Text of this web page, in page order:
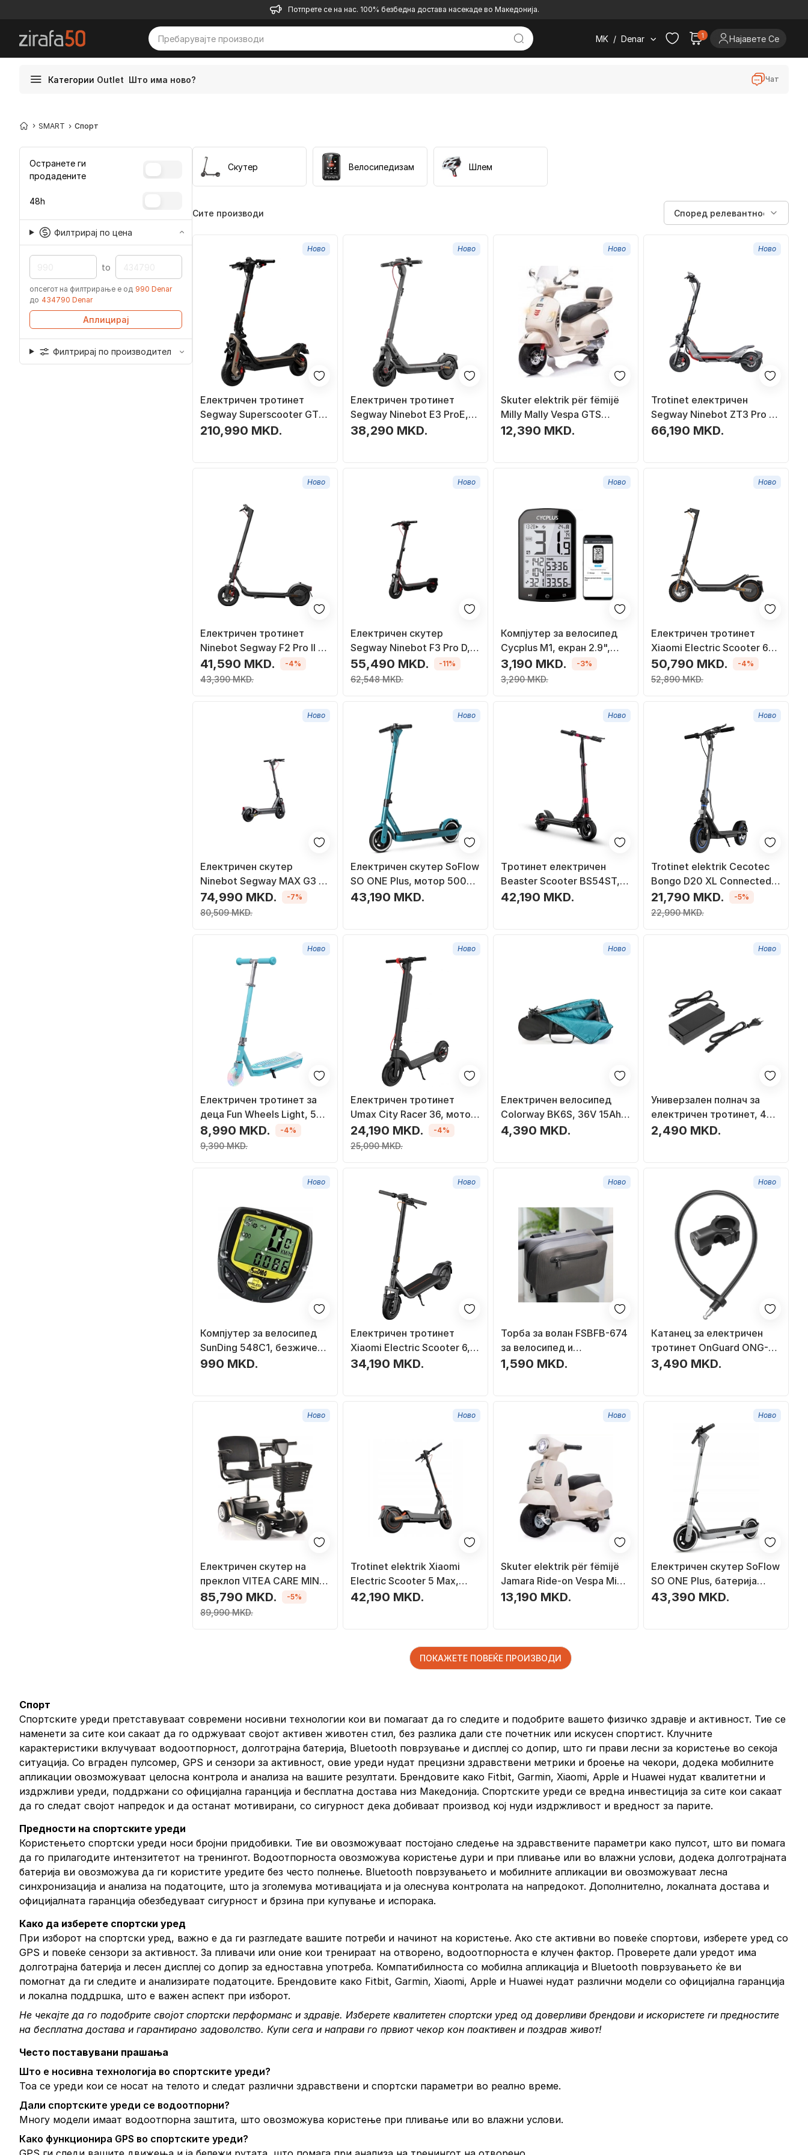
Потпрете се на нас. 100% безбедна достава насекаде во Македонија.
MK / Denar 1 Најавете Се
Категории Outlet Што има ново? Чат
SMART Спорт
Остранете ги
продадените
48h
Филтрирај по цена
to
опсегот на филтрирање е од 990 Denar
до 434790 Denar
Аплицирај
Филтрирај по производител
Скутер Велосипедизам Шлем
Сите производи
Ново
Електричен тротинет
Segway Superscooter GT3
Pro, преклопен, црн со
210,990 MKD.
Ново
Електричен тротинет
Segway Ninebot E3 ProE,
преклопен, темно сив
38,290 MKD.
Ново
Skuter elektrik për fëmijë
Milly Mally Vespa GTS
Super, 2 motorë, 2–3 km/h, i
12,390 MKD.
Ново
Trotinet електричен
Segway Ninebot ZT3 Pro E,
склоплив, 20 км/ч
66,190 MKD.
Ново
Електричен тротинет
Ninebot Segway F2 Pro II E,
10\", 25 km/h, црвено-црн
41,590 MKD.
43,390 MKD.
-4%
Ново
Електричен скутер
Segway Ninebot F3 Pro D,
20 км/ч, 10" тркала, црн
55,490 MKD.
62,548 MKD.
-11%
Ново
Компјутер за велосипед
Cycplus M1, екран 2.9",
Блутут ANT+, црн
3,190 MKD.
3,290 MKD.
-3%
Ново
Електричен тротинет
Xiaomi Electric Scooter 6
Pro, мотор 400W,
автономија 70km, црн
50,790 MKD.
52,890 MKD.
-4%
Ново
Електричен скутер
Ninebot Segway MAX G3 D,
20 км/ч
74,990 MKD.
80,509 MKD.
-7%
Ново
Електричен скутер SoFlow
SO ONE Plus, мотор 500W,
батерија 48V 7.8Ah, зелена
43,190 MKD.
Ново
Tротинет електричен
Beaster Scooter BS54ST,
500W, батерија 48V 13Ah,
42,190 MKD.
Ново
Trotinet elektrik Cecotec
Bongo D20 XL Connected,
630W, со апликација, црн
21,790 MKD.
22,990 MKD.
-5%
Ново
Електричен тротинет за
деца Fun Wheels Light, 50
W, 8 km/ч, сина боја
8,990 MKD.
9,390 MKD.
-4%
Ново
Електричен тротинет
Umax City Racer 36, мотор
350W, до 25 km/h, црн
24,190 MKD.
25,090 MKD.
-4%
Ново
Електричен велосипед
Colorway BK6S, 36V 15Ah,
мотор 250W, црна
4,390 MKD.
Ново
Универзален полнач за
електричен тротинет, 42V,
2A, црн
2,490 MKD.
Ново
Компјутер за велосипед
SunDing 548C1, безжичен,
14 функции, црн
990 MKD.
Ново
Електричен тротинет
Xiaomi Electric Scooter 6,
склоплив, со екран, црн
34,190 MKD.
Ново
Торба за волан FSBFB-674
за велосипед и
електричен тротинет,
1,590 MKD.
Ново
Катанец за електричен
тротинет OnGuard ONG-
8289, челично јаже 12mm
3,490 MKD.
Ново
Електричен скутер на
преклоп VITEA CARE MINI
II, 6 km/h, 270W, црн
85,790 MKD.
89,990 MKD.
-5%
Ново
Trotinet elektrik Xiaomi
Electric Scooter 5 Max,
електричен мотор,
42,190 MKD.
Ново
Skuter elektrik për fëmijë
Jamara Ride-on Vespa Mini,
bateri Li-Power 8.4V, me
13,190 MKD.
Ново
Електричен скутер SoFlow
SO ONE Plus, батерија
7.8Ah, германско
43,390 MKD.
ПОКАЖЕТЕ ПОВЕЌЕ ПРОИЗВОДИ
Спорт
Спортските уреди претставуваат современи носивни технологии кои ви помагаат да го следите и подобрите вашето физичко здравје и активност. Тие се
наменети за сите кои сакаат да го одржуваат својот активен животен стил, без разлика дали сте почетник или искусен спортист. Клучните
карактеристики вклучуваат водоотпорност, долготрајна батерија, Bluetooth поврзување и дисплеј со допир, што ги прави лесни за користење во секоја
ситуација. Со вграден пулсомер, GPS и сензори за активност, овие уреди нудат прецизни здравствени метрики и броење на чекори, додека мобилните
апликации овозможуваат целосна контрола и анализа на вашите резултати. Брендовите како Fitbit, Garmin, Xiaomi, Apple и Huawei нудат квалитетни и
издржливи уреди, поддржани со официјална гаранција и бесплатна достава низ Македонија. Спортските уреди се вредна инвестиција за сите кои сакаат
да го следат својот напредок и да останат мотивирани, со сигурност дека добиваат производ кој нуди издржливост и вредност за парите.
Предности на спортските уреди
Користењето спортски уреди носи бројни придобивки. Тие ви овозможуваат постојано следење на здравствените параметри како пулсот, што ви помага
да го прилагодите интензитетот на тренингот. Водоотпорноста овозможува користење дури и при пливање или во влажни услови, додека долготрајната
батерија ви овозможува да ги користите уредите без често полнење. Bluetooth поврзувањето и мобилните апликации ви овозможуваат лесна
синхронизација и анализа на податоците, што ја зголемува мотивацијата и ја олеснува контролата на напредокот. Дополнително, локалната достава и
официјалната гаранција обезбедуваат сигурност и брзина при купување и испорака.
Како да изберете спортски уред
При изборот на спортски уред, важно е да ги разгледате вашите потреби и начинот на користење. Ако сте активни во повеќе спортови, изберете уред со
GPS и повеќе сензори за активност. За пливачи или оние кои тренираат на отворено, водоотпорноста е клучен фактор. Проверете дали уредот има
долготрајна батерија и лесен дисплеј со допир за едноставна употреба. Компатибилноста со мобилна апликација и Bluetooth поврзувањето ќе ви
помогнат да ги следите и анализирате податоците. Брендовите како Fitbit, Garmin, Xiaomi, Apple и Huawei нудат различни модели со официјална гаранција
и локална поддршка, што е важен аспект при изборот.
Не чекајте да го подобрите својот спортски перформанс и здравје. Изберете квалитетен спортски уред од доверливи брендови и искористете ги предностите
на бесплатна достава и гарантирано задоволство. Купи сега и направи го првиот чекор кон поактивен и поздрав живот!
Често поставувани прашања
Што е носивна технологија во спортските уреди?
Тоа се уреди кои се носат на телото и следат различни здравствени и спортски параметри во реално време.
Дали спортските уреди се водоотпорни?
Многу модели имаат водоотпорна заштита, што овозможува користење при пливање или во влажни услови.
Како функционира GPS во спортските уреди?